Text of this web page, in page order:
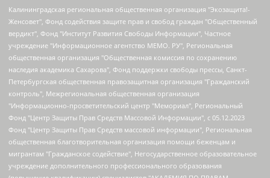
Калининградская региональная общественная организация "Экозащита!-Женсовет", Фонд содействия защите прав и свобод граждан "Общественный вердикт", Фонд "Институт Развития Свободы Информации", Частное учреждение "Информационное агентство МЕМО. РУ", Региональная общественная организация "Общественная комиссия по сохранению наследия академика Сахарова", Фонд поддержки свободы прессы, Санкт-Петербургская общественная правозащитная организация "Гражданский контроль", Межрегиональная общественная организация "Информационно-просветительский центр "Мемориал", Региональный Фонд "Центр Защиты Прав Средств Массовой Информации", с 05.12.2023 Фонд "Центр Защиты Прав Средств массовой информации", Региональная общественная благотворительная организация помощи беженцам и мигрантам "Гражданское содействие", Негосударственное образовательное учреждение дополнительного профессионального образования (повышение квалификации) специалистов "АКАДЕМИЯ ПО ПРАВАМ ЧЕЛОВЕКА", Свердловская региональная общественная организация "Сутяжник", Автономная некоммерческая организация "Центр независимых социологических исследований", Союз общественных объединений "Российский исследовательский центр по правам человека", Региональное общественное учреждение научно-информационный центр "МЕМОРИАЛ", Некоммерческая организация "Фонд защиты гласности", Автономная некоммерческая организация "Институт прав человека", Городская общественная организация "Екатеринбургское общество "МЕМОРИАЛ", Городская общественная организация "Рязанское историко-просветительское и правозащитное общество "Мемориал" (Рязанский Мемориал), Челябинский региональный орган общественной самодеятельности – женское общественное объединение "Женщины Евразии", Челябинский региональный орган общественной самодеятельности "Уральская правозащитная группа", Фонд содействия защите здоровья и социальной справедливости имени Андрея Рылькова, Автономная Некоммерческая Организация "Аналитический Центр Юрия Левады", Автономная некоммерческая организация социальной поддержки населения "Проект Апрель", Региональная общественная организация помощи женщинам и детям, находящимся в кризисной ситуации "Информационно-методический центр "Анна", Фонд содействия развитию массовых коммуникаций и правовому просвещению "Так-так-Так", Фонд содействия устойчивому развитию "Серебряная тайга", Свердловский региональный общественный фонд социальных проектов "Новое время", "Idel.Реалии", Кавказ.Реалии, Крым.Реалии, Телеканал Настоящее Время, Татаро-башкирская служба Радио Свобода (Azatliq Radiosi), Радио Свободная Европа/Радио Свобода (PCE/PC), "Сибирь.Реалии", "Фактограф", Благотворительный фонд помощи осужденным и их семьям, Автономная некоммерческая организация "Институт глобализации и социальных движений", Фонд "В защиту прав заключенных", Частное учреждение "Центр поддержки и содействия развитию средств массовой информации", Пензенский региональный общественный благотворительный фонд "Гражданский союз", "Север.Реалии", Некоммерческая организация Фонд "Правовая инициатива", Общество с ограниченной ответственностью "Радио Свободная Европа/Радио Свобода", Чешское информационное агентство "MEDIUM-ORIENT", Красноярская региональная общественная организация "Мы против СПИДа", Камалягин Денис Николаевич, Маркелов Сергей Евгеньевич, Пономарев Лев Александрович, Савицкая Людмила Алексеевна, Автономная некоммерческая организация "Центр по работе с проблемой насилия "НАСИЛИЮ.НЕТ", Межрегиональный профессиональный союз работников здравоохранения "Альянс врачей", Юридическое лицо, зарегистрированное в Латвийской Республике, SIA "Medusa Project" (регистрационный номер 40103797863, дата регистрации 10.06.2014), Некоммерческая организация "Фонд по борьбе с коррупцией", Автономная некоммерческая организация "Институт права и публичной политики", Баданин Роман Сергеевич, Гликин Максим Александрович, Железнова Мария Михайловна, Лукьянова Юлия Сергеевна, Маетная Елизавета Витальевна, Маняхин Петр Борисович, Чуракова Ольга Владимировна, Ярош Юлия Петровна, Юридическое лицо "The Insider SIA", зарегистрированное в Риге, Латвийская Республика (дата регистрации 26.06.2015), являющееся администратором доменного имени интернет-издания "The Insider SIA", https://theins.ru, Постернак Алексей Евгеньевич, Рубин Михаил Аркадьевич, Анин Роман Александрович, Юридическое лицо Istories fonds, зарегистрированное в Латвийской Республике (регистрационный номер 50008295751, дата регистрации 24.02.2020), Великовский Дмитрий Александрович, Долинина Ирина Николаевна, Мароховская Алеся Алексеевна, Шлейнов Роман Юрьевич, Шмагун Олеся Валентиновна, Общество с ограниченной ответственностью "Альтаир 2021", Общество с ограниченной ответственностью "Вега 2021", Общество с ограниченной ответственностью "Главный редактор 2021", Общество с ограниченной ответственностью "Ромашки монолит", Важенков Артем Валерьевич, Ивановская областная общественная организация "Центр гендерных исследований", Гурман Юрий Альбертович, Медиапроект "ОВД-Инфо", Егоров Владимир Владимирович, Жилинский Владимир Александрович, Общество с ограниченной ответственностью "ЗП", Иванова София Юрьевна, Карезина Инна Павловна, Кильтау Екатерина Викторовна, Петров Алексей Викторович, Пискунов Сергей Евгеньевич, Смирнов Сергей Сергеевич, Тихонов Михаил Сергеевич, Общество с ограниченной ответственностью "ЖУРНАЛИСТ-ИНОСТРАННЫЙ АГЕНТ", Арапова Галина Юрьевна, Вольтская Татьяна Анатольевна, Американская компания "Mason G.E.S. Anonymous Foundation" (США), являющаяся владельцем интернет-издания https://mnews.world/, Компания "Stichting Bellingcat", зарегистрированная в Нидерландах (дата регистрации 11.07.2018), Захаров Андрей Вячеславович, Клепиковская Екатерина Дмитриевна, Общество с ограниченной ответственностью "МЕМО", Перл Роман Александрович, Симонов Евгений Алексеевич, Соловьева Елена Анатольевна, Сотников Даниил Владимирович, Сурначева Елизавета Дмитриевна, Автономная некоммерческая организация по защите прав человека и информированию населения "Якутия – Наше Мнение", Общество с ограниченной ответственностью "Москоу диджитал медиа", с 26.01.2023 Общество с ограниченной ответственностью "Чайка Белые сады", Ветошкина Валерия Валерьевна, Заговора Максим Александрович, Межрегиональное общественное движение "Российская ЛГБТ - сеть", Оленичев Максим Владимирович, Павлов Иван Юрьевич, Скворцова Елена Сергеевна, Общество с ограниченной ответственностью "Как бы инагент", Кочетков Игорь Викторович, Общество с ограниченной ответственностью "Честные выборы", Еланчик Олег Александрович, Общество с ограниченной ответственностью "Нобелевский призыв", Гималова Регина Эмилевна, Григорьев Андрей Валерьевич, Григорьева Алина Александровна, Ассоциация по содействию защите прав призывников, альтернативнослужащих и военнослужащих "Правозащитная группа "Гражданин.Армия.Право", Хисамова Регина Фаритовна, Автономная некоммерческая организация по реализации социально-правовых программ "Лилит", Дальневосточное общественное движение "Маяк", Санкт-Петербургская ЛГБТ-инициативная группа "Выход", Инициативная группа ЛГБТ+ "Реверс", Алексеев Андрей Викторович, Бекбулатова Таисия Львовна, Беляев Иван Михайлович, Владыкина Елена Сергеевна, Гельман Марат Александрович, Никульшина Вероника Юрьевна, Толоконникова Надежда Андреевна, Шендерович Виктор Анатольевич, Общество с ограниченной ответственностью "Данное сообщение", Общество с ограниченной ответственностью Издательский дом "Новая глава", Айнбиндер Александра Александровна, Московский комьюнити-центр для ЛГБТ+инициатив, Благотворительный фонд развития филантропии, Deutsche Welle (Германия, Kurt-Schumacher-Strasse 3, 53113 Bonn), Борзунова Мария Михайловна, Воробьев Виктор Викторович, Голубева Анна Львовна, Константинова Алла Михайловна, Малкова Ирина Владимировна, Мурадов Мурад Абдулгалимович, Осетинская Елизавета Николаевна, Понасенков Евгений Николаевич, Ганапольский Матвей Юрьевич, Киселев Евгений Алексеевич, Борухович Ирина Григорьевна, Дремин Иван Тимофеевич, Дубровский Дмитрий Викторович, Красноярская региональная общественная организация поддержки и развития альтернативных образовательных технологий и межкультурных коммуникаций "ИНТЕРРА", Маяковская Екатерина Алексеевна, Фейгин Марк Захарович, Филимонов Андрей Викторович, Дзугкоева Регина Николаевна, Доброхотов Роман Александрович, Дудь Юрий Александрович, Елкин Сергей Владимирович, Кругликов Кирилл Игоревич, Сабунаева Мария Леонидовна, Семенов Алексей Владимирович, Шаинян Карен Багратович, Шульман Екатерина Михайловна, Асафьев Артур Валерьевич, Вахштайн Виктор Семенович, Венедиктов Алексей Алексеевич, Лушникова Екатерина Евгеньевна, Волков Леонид Михайлович, Невзоров Александр Глебович, Пархоменко Сергей Борисович, Сироткин Ярослав Николаевич, Кара-Мурза Владимир Владимирович, Баранова Наталья Владимировна, Гозман Леонид Яковлевич, Кагарлицкий Борис Юльевич, Климарев Михаил Валерьевич, Милов Владимир Станиславович, Автономная некоммерческая организация Краснодарский центр современного искусства "Типография", Моргенштерн Алишер Тагирович, Соболь Любовь Эдуардовна, Общество с ограниченной ответственностью "ЛИЗА НОРМ", Каспаров Гарри Кимович, Ходорковский Михаил Борисович, Общество с ограниченной ответственностью "Апрельские тезисы", Данилович Ирина Брониславовна, Кашин Олег Владимирович, Петров Николай Владимирович, Пивоваров Алексей Владимирович, Соколов Михаил Владимирович, Цветкова Юлия Владимировна, Чичваркин Евгений Александрович, Комитет против пыток/Команда против пыток, Общество с ограниченной ответственностью "Первый научный", Общество с ограниченной ответственностью "Вертолет и ко", Белоцерковская Вероника Борисовна, Кац Максим Евгеньевич, Лазарева Татьяна Юрьевна, Шаведдинов Руслан Табризович, Яшин Илья Валерьевич, Общество с ограниченной ответственностью "Иноагент ААВ", Алешковский Дмитрий Петрович, Альбац Евгения Марковна, Быков Дмитрий Львович, Галямина Юлия Евгеньевна, Лойко Сергей Леонидович, Мартынов Кирилл Константинович, Медведев Сергей Александрович, Крашенинников Федор Геннадиевич, Гордеева Катерина Вл